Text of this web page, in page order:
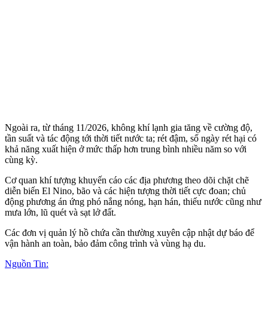
Ngoài ra, từ tháng 11/2026, không khí lạnh gia tăng về cường độ,
tần suất và tác động tới thời tiết nước ta; rét đậm, số ngày rét hại có
khả năng xuất hiện ở mức thấp hơn trung bình nhiều năm so với
cùng kỳ.
Cơ quan khí tượng khuyến cáo các địa phương theo dõi chặt chẽ
diễn biến El Nino, bão và các hiện tượng thời tiết cực đoan; chủ
động phương án ứng phó nắng nóng, hạn hán, thiếu nước cũng như
mưa lớn, lũ quét và sạt lở đất.
Các đơn vị quản lý hồ chứa cần thường xuyên cập nhật dự báo để
vận hành an toàn, bảo đảm công trình và vùng hạ du.
Nguồn Tin: